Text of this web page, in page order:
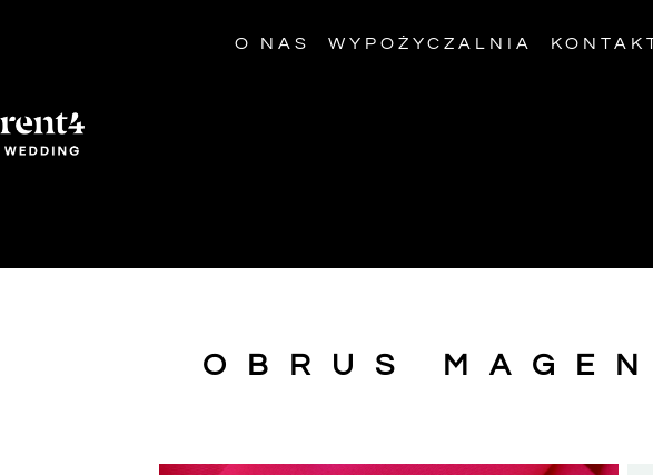
O NAS WYPOŻYCZALNIA
OBRUS